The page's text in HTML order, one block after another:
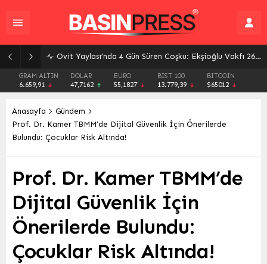
YÖKDİL 2026 Soru Kitapçığı ve Cevap Anahtarı ÖSYM Tarafından Erişime Açıldı
GRAM ALTIN
6.659,91
DOLAR
47,7162
EURO
55,1827
BIST 100
13.779,39
BITCOIN
$65012
Anasayfa
Gündem
Prof. Dr. Kamer TBMM’de Dijital Güvenlik İçin Önerilerde
Bulundu: Çocuklar Risk Altında!
Prof. Dr. Kamer TBMM’de
Dijital Güvenlik İçin
Önerilerde Bulundu:
Çocuklar Risk Altında!